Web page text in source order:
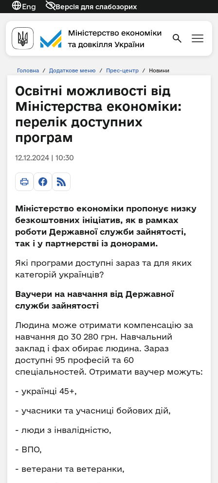
Eng Версія для слабозорих
Головна / Додаткове меню / Прес-центр / Новини
Освітні можливості від
Міністерства економіки:
перелік доступних
програм
12.12.2024 | 10:30
Міністерство економіки пропонує низку
безкоштовних ініціатив, як в рамках
роботи Державної служби зайнятості,
так і у партнерстві із донорами.
Які програми доступні зараз та для яких
категорій українців?
Ваучери на навчання від Державної
служби зайнятості
Людина може отримати компенсацію за
навчання до 30 280 грн. Навчальний
заклад і фах обирає людина. Зараз
доступні 95 професій та 60
спеціальностей. Отримати ваучер можуть:
- українці 45+,
- учасники та учасниці бойових дій,
- люди з інвалідністю,
- ВПО,
- ветерани та ветеранки,